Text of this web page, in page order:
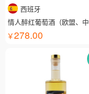
西班牙
278.00